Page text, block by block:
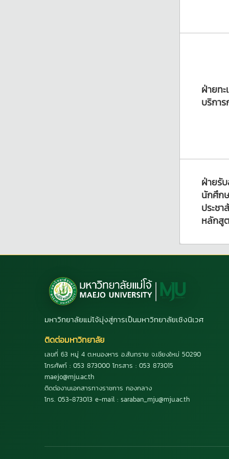
ฝ่ายทะ
บริกา
ฝ่ายรั
นักศึก
ประช
หลักสู
มหาวิทยาลัยแม่โจ้มุ่งสู่การเป็นมหาวิทยาลัยเชิงนิเวศ
ติดต่อมหาวิทยาลัย
เลขที่ 63 หมู่ 4 ต.หนองหาร อ.สันทราย จ.เชียงใหม่ 50290
โทรศัพท์ : 053 873000 โทรสาร : 053 873015
maejo@mju.ac.th
ติดต่องานเอกสารทางราชการ กองกลาง
โทร. 053-873013 e-mail : saraban_mju@mju.ac.th